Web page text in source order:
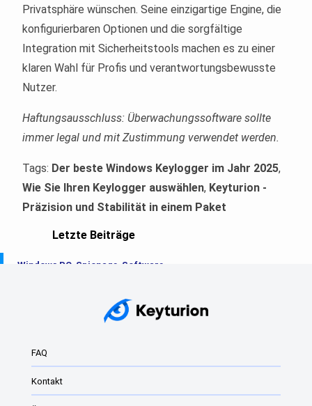
Privatsphäre wünschen. Seine einzigartige Engine, die
konfigurierbaren Optionen und die sorgfältige
Integration mit Sicherheitstools machen es zu einer
klaren Wahl für Profis und verantwortungsbewusste
Nutzer.
Haftungsausschluss: Überwachungssoftware sollte
immer legal und mit Zustimmung verwendet werden.
Tags: Der beste Windows Keylogger im Jahr 2025,
Wie Sie Ihren Keylogger auswählen, Keyturion -
Präzision und Stabilität in einem Paket
Letzte Beiträge
Windows PC-Spionage-Software
Beste Überwachungssoftware für Windows
FAQ
Kontakt